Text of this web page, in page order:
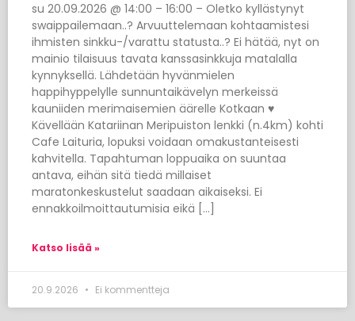
su 20.09.2026 @ 14:00 – 16:00 – Oletko kyllästynyt
swaippailemaan..? Arvuuttelemaan kohtaamistesi
ihmisten sinkku-/varattu statusta..? Ei hätää, nyt on
mainio tilaisuus tavata kanssasinkkuja matalalla
kynnyksellä. Lähdetään hyvänmielen
happihyppelylle sunnuntaikävelyn merkeissä
kauniiden merimaisemien äärelle Kotkaan ♥
Kävellään Katariinan Meripuiston lenkki (n.4km) kohti
Cafe Laituria, lopuksi voidaan omakustanteisesti
kahvitella. Tapahtuman loppuaika on suuntaa
antava, eihän sitä tiedä millaiset
maratonkeskustelut saadaan aikaiseksi. Ei
ennakkoilmoittautumisia eikä […]
Katso lisää »
20.9.2026 Ei kommentteja